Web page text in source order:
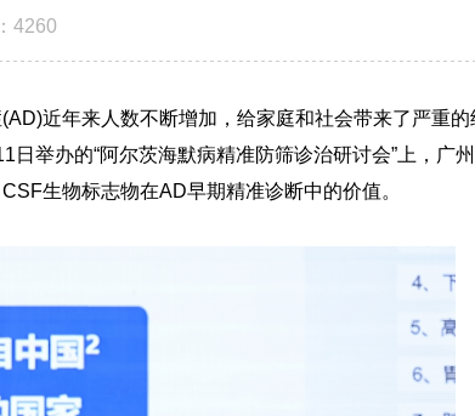
4260
(AD)近年来人数不断增加，给家庭和社会带来了严重
日举办的“阿尔茨海默病精准防筛诊治研讨会”上，广
生物标志物在AD早期精准诊断中的价值。